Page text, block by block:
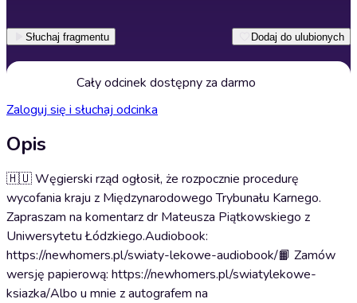
Słuchaj fragmentu Dodaj do ulubionych
Cały odcinek dostępny za darmo
Zaloguj się i słuchaj odcinka
Opis
🇭🇺 Węgierski rząd ogłosił, że rozpocznie procedurę
wycofania kraju z Międzynarodowego Trybunału Karnego.
Zapraszam na komentarz dr Mateusza Piątkowskiego z
Uniwersytetu Łódzkiego.Audiobook:
https://newhomers.pl/swiaty-lekowe-audiobook/📙 Zamów
wersję papierową: https://newhomers.pl/swiatylekowe-
ksiazka/Albo u mnie z autografem na